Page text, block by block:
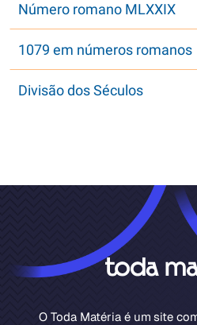
Número romano MLXXIX
1079 em números romanos
Divisão dos Séculos
O Toda Matéria é um site